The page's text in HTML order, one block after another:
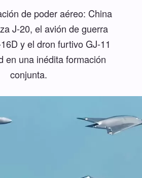
de poder aéreo: China
J-20, el avión de guerra
y el dron furtivo GJ-11
en una inédita formación
conjunta.